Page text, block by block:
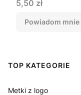
Cena
5,50 zł
Powiadom
Linki w stopce
TOP KATEGORIE
Metki z logo